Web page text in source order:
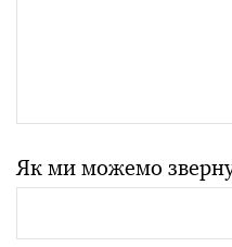
Як ми можемо